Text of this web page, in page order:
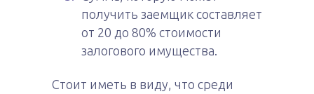
получить заемщик составляет
от 20 до 80% стоимости
залогового имущества.
Стоит иметь в виду, что среди